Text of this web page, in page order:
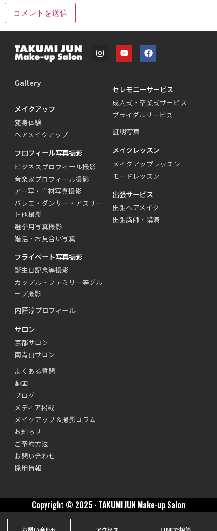
お問い合わせ アクセス LINEで相談
Gallery
メイクアップ
変身体験
ヘアメイクアップ
プロフィール写真撮影
ビジネスプロフィール撮影
音楽家プロフィール撮影
アー写・宣材写真撮影
バレエ・ダンサー・アスリー
ト他撮影
選挙用写真撮影
婚活・お見合い写真
プライベート写真撮影
誕生日記念等撮影
カップル・ファミリー等グル
ープ撮影
セレモニーサービス
成人式・卒業式サービス
ブライダルサービス
証明写真
メイクレッスン
メイクアップレッスン
モードレッスン
出張サービス
出張ヘアメイク
出張講師・講演
内匠淳プロフィール
サロン
京都サロン
南青山サロン
よくある質問
動画
ブログ
メディア掲載
メイクアップ＆撮影コラム
お知らせ
ご予約方法
お問い合わせ
採用情報
Copyright © 2025 · TAKUMI JUN Make-up Salon